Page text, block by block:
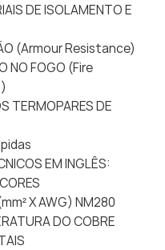
DE ISOLAMENTO E
(Armour Resistance)
NO FOGO (Fire
TERMOPARES DE
EM INGLÊS:
X AWG) NM280
DO COBRE